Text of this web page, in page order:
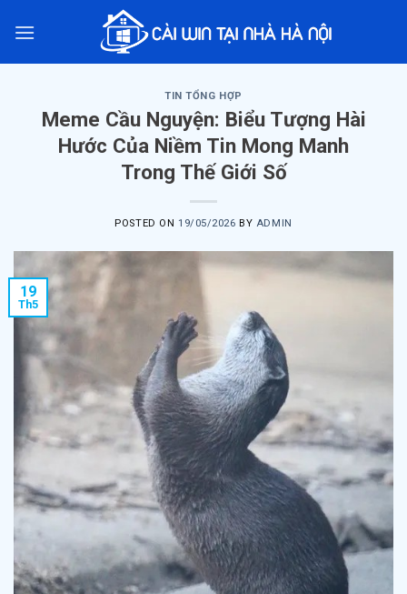
TIN TỔNG HỢP
Meme Cầu Nguyện: Biểu Tượng Hài
Hước Của Niềm Tin Mong Manh
Trong Thế Giới Số
POSTED ON 19/05/2026 BY ADMIN
19
Th5